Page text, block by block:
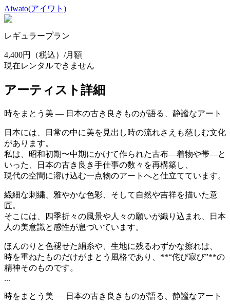
Aiwato(アイワト)
レギュラープラン
4,400円
（税込）/月額
現在レンタルできません
アーティスト詳細
時をまとう美 ― 日本の古き良きものが語る、静謐なアート
日本には、日常の中に美を見出し時の流れさえも慈しむ文化
があります。
私は、昭和初期〜中期にかけて作られた古布―着物や帯―と
いった、日本の古き良き手仕事の数々を再構築し、
現代の空間に溶け込む一点物のアートへと仕立てています。
繊細な刺繍、雅やかな色彩、そして自然や吉祥を描いた意
匠。
そこには、四季折々の風景や人々の願いが織り込まれ、日本
人の美意識と感性が息づいています。
ほんのりと色褪せた絹糸や、生地に残るわずかな擦れは、
時を重ねたものだけがまとう風格であり、**“侘び寂び”**の
精神そのものです。
...
時をまとう美 ― 日本の古き良きものが語る、静謐なアート